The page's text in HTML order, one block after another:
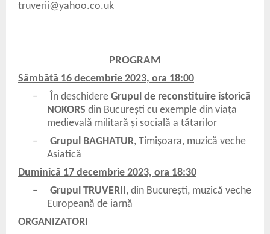
truverii@yahoo.co.uk
PROGRAM
Sâmbătă 16 decembrie 2023, ora 18:00
–
În deschidere Grupul de reconstituire istorică
NOKORS din București cu exemple din viața
medievală militară și socială a tătarilor
–
Grupul BAGHATUR, Timișoara, muzică veche
Asiatică
Duminică 17 decembrie 2023, ora 18:30
–
Grupul TRUVERII, din București, muzică veche
Europeană de iarnă
ORGANIZATORI